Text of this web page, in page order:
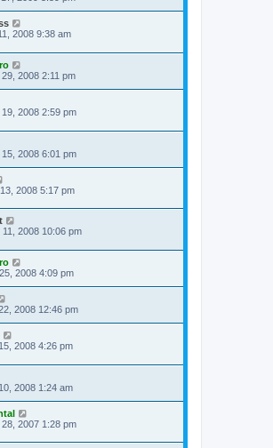
2008 9:38 am
2008 2:11 pm
2008 2:59 pm
2008 6:01 pm
2008 5:17 pm
2008 10:06 pm
2008 4:09 pm
2008 12:46 pm
2008 4:26 pm
2008 1:24 am
2007 1:28 pm